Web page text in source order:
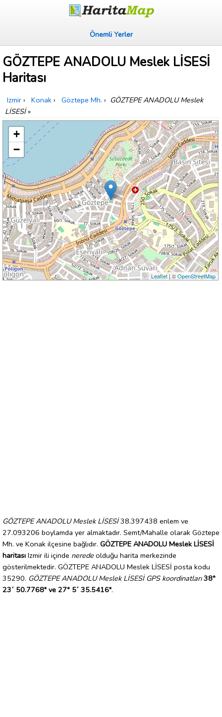
Önemli Yerler
GÖZTEPE ANADOLU Meslek LİSESİ
Haritası
Izmir › Konak › Göztepe Mh. › GÖZTEPE ANADOLU Meslek
LİSESİ»
+
−
Leaflet| ©OpenStreetMap
GÖZTEPE ANADOLU Meslek LİSESİ38.397438 enlem ve
27.093206 boylamda yer almaktadır. Semt/Mahalle olarak Göztepe
Mh. ve Konak ilçesine bağlıdır. GÖZTEPE ANADOLU Meslek LİSESİ
haritası Izmir ili içinde nerede olduğu harita merkezinde
gösterilmektedir. GÖZTEPE ANADOLU Meslek LİSESİ posta kodu
35290. GÖZTEPE ANADOLU Meslek LİSESİ GPS koordinatları 38°
23´ 50.7768" ve 27° 5´ 35.5416".